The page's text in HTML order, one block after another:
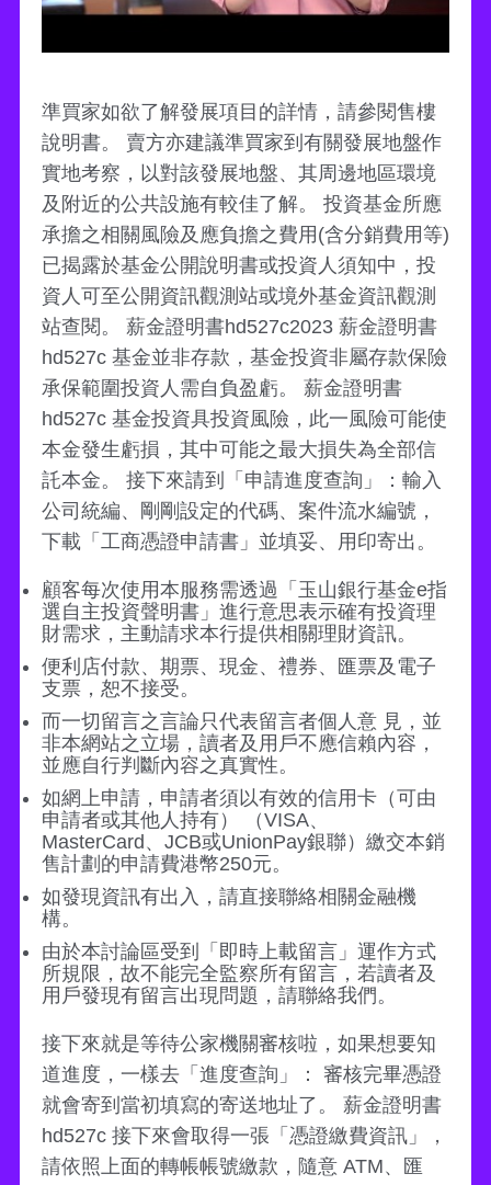
準買家如欲了解發展項目的詳情，請參閱售樓
說明書。 賣方亦建議準買家到有關發展地盤作
實地考察，以對該發展地盤、其周邊地區環境
及附近的公共設施有較佳了解。 投資基金所應
承擔之相關風險及應負擔之費用(含分銷費用等)
已揭露於基金公開說明書或投資人須知中，投
資人可至公開資訊觀測站或境外基金資訊觀測
站查閱。 薪金證明書hd527c2023 薪金證明書
hd527c 基金並非存款，基金投資非屬存款保險
承保範圍投資人需自負盈虧。 薪金證明書
hd527c 基金投資具投資風險，此一風險可能使
本金發生虧損，其中可能之最大損失為全部信
託本金。 接下來請到「申請進度查詢」：輸入
公司統編、剛剛設定的代碼、案件流水編號，
下載「工商憑證申請書」並填妥、用印寄出。
顧客每次使用本服務需透過「玉山銀行基金e指
選自主投資聲明書」進行意思表示確有投資理
財需求，主動請求本行提供相關理財資訊。
便利店付款、期票、現金、禮券、匯票及電子
支票，恕不接受。
而一切留言之言論只代表留言者個人意 見，並
非本網站之立場，讀者及用戶不應信賴內容，
並應自行判斷內容之真實性。
如網上申請，申請者須以有效的信用卡（可由
申請者或其他人持有） （VISA、
MasterCard、JCB或UnionPay銀聯）繳交本銷
售計劃的申請費港幣250元。
如發現資訊有出入，請直接聯絡相關金融機
構。
由於本討論區受到「即時上載留言」運作方式
所規限，故不能完全監察所有留言，若讀者及
用戶發現有留言出現問題，請聯絡我們。
接下來就是等待公家機關審核啦，如果想要知
道進度，一樣去「進度查詢」： 審核完畢憑證
就會寄到當初填寫的寄送地址了。 薪金證明書
hd527c 接下來會取得一張「憑證繳費資訊」，
請依照上面的轉帳帳號繳款，隨意 ATM、匯